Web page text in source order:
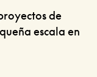
de
escala en